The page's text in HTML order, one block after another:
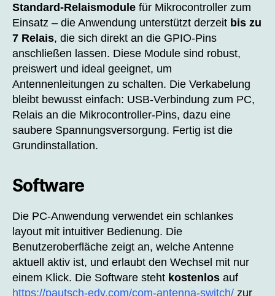
Standard‑Relaismodule für Mikrocontroller zum
Einsatz – die Anwendung unterstützt derzeit bis zu
7 Relais, die sich direkt an die GPIO‑Pins
anschließen lassen. Diese Module sind robust,
preiswert und ideal geeignet, um
Antennenleitungen zu schalten. Die Verkabelung
bleibt bewusst einfach: USB‑Verbindung zum PC,
Relais an die Mikrocontroller‑Pins, dazu eine
saubere Spannungsversorgung. Fertig ist die
Grundinstallation.
Software
Die PC‑Anwendung verwendet ein schlankes
layout mit intuitiver Bedienung. Die
Benutzeroberfläche zeigt an, welche Antenne
aktuell aktiv ist, und erlaubt den Wechsel mit nur
einem Klick. Die Software steht kostenlos auf
https://pautsch-edv.com/com-antenna-switch/ zur